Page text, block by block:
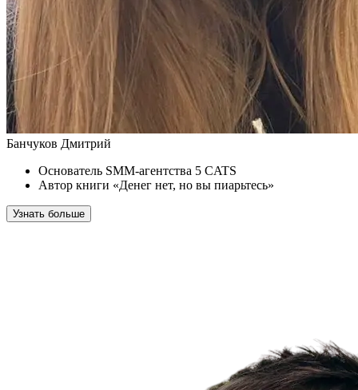
Банчуков Дмитрий
Основатель SMM-агентства 5 CATS
Автор книги «Денег нет, но вы пиарьтесь»
Узнать больше